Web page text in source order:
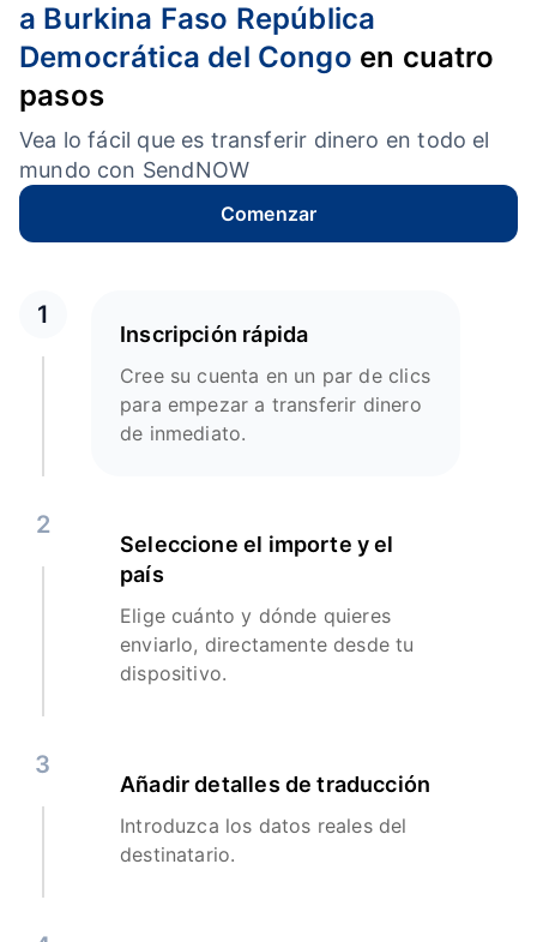
a Burkina Faso República
Democrática del Congo en cuatro
pasos
Vea lo fácil que es transferir dinero en todo el
mundo con SendNOW
Comenzar
1
Inscripción rápida
Cree su cuenta en un par de clics
para empezar a transferir dinero
de inmediato.
2
Seleccione el importe y el
país
Elige cuánto y dónde quieres
enviarlo, directamente desde tu
dispositivo.
3
Añadir detalles de traducción
Introduzca los datos reales del
destinatario.